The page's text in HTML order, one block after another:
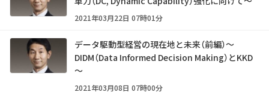
2021年03月22日 07時01分
データ駆動型経営の現在地と未来（前編）～
DIDM（Data Informed Decision Making）とKKD
～
2021年03月08日 07時00分